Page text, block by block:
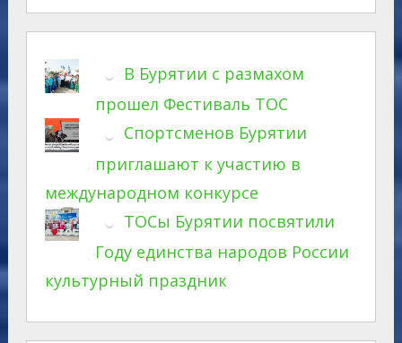
В Бурятии с размахом
прошел Фестиваль ТОС
Спортсменов Бурятии
приглашают к участию в
международном конкурсе
ТОСы Бурятии посвятили
Году единства народов России
культурный праздник